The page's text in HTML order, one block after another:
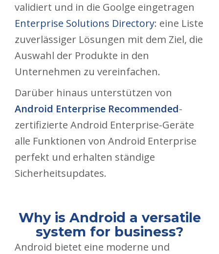
validiert und in die Goolge eingetragen
Enterprise Solutions Directory: eine Liste
zuverlässiger Lösungen mit dem Ziel, die
Auswahl der Produkte in den
Unternehmen zu vereinfachen.
Darüber hinaus unterstützen von
Android Enterprise Recommended-
zertifizierte Android Enterprise-Geräte
alle Funktionen von Android Enterprise
perfekt und erhalten ständige
Sicherheitsupdates.
Why is Android a versatile
system for business?
Android bietet eine moderne und